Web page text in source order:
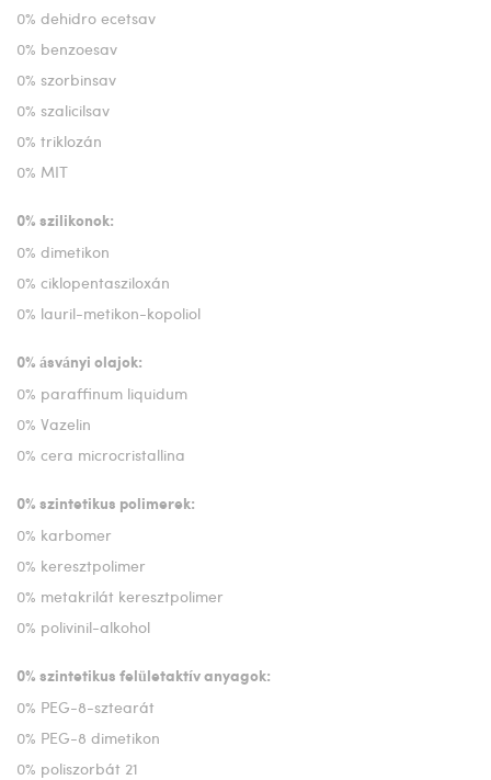
0% dehidro ecetsav
0% benzoesav
0% szorbinsav
0% szalicilsav
0% triklozán
0% MIT
0% szilikonok:
0% dimetikon
0% ciklopentasziloxán
0% lauril-metikon-kopoliol
0% ásványi olajok:
0% paraffinum liquidum
0% Vazelin
0% cera microcristallina
0% szintetikus polimerek:
0% karbomer
0% keresztpolimer
0% metakrilát keresztpolimer
0% polivinil-alkohol
0% szintetikus felületaktív anyagok:
0% PEG-8-sztearát
0% PEG-8 dimetikon
0% poliszorbát 21